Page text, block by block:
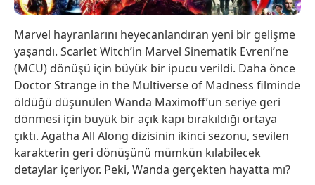
Marvel hayranlarını heyecanlandıran yeni bir gelişme
yaşandı. Scarlet Witch’in Marvel Sinematik Evreni’ne
(MCU) dönüşü için büyük bir ipucu verildi. Daha önce
Doctor Strange in the Multiverse of Madness filminde
öldüğü düşünülen Wanda Maximoff’un seriye geri
dönmesi için büyük bir açık kapı bırakıldığı ortaya
çıktı. Agatha All Along dizisinin ikinci sezonu, sevilen
karakterin geri dönüşünü mümkün kılabilecek
detaylar içeriyor. Peki, Wanda gerçekten hayatta mı?